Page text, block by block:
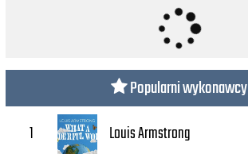
Popularni wykonawcy
1 Louis Armstrong